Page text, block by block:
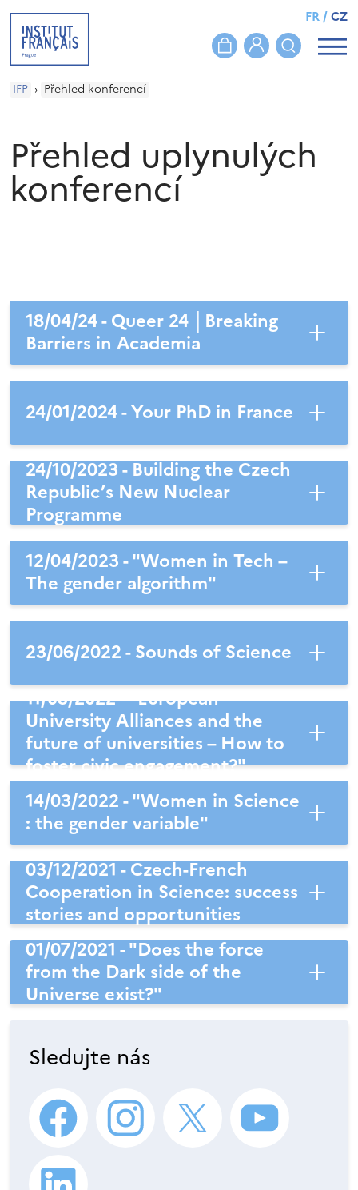
FR/CZ
IFP › Přehled konferencí
Přehled uplynulých
konferencí
18/04/24 - ‍Queer 24 │Breaking
Barriers in Academia
24/01/2024 - Your PhD in France
24/10/2023 - Building the Czech
Republic’s New Nuclear
Programme
12/04/2023 - "Women in Tech –
The gender algorithm"
23/06/2022 - Sounds of Science
11/05/2022 - "European
University Alliances and the
future of universities – How to
foster civic engagement?"
14/03/2022 - "Women in Science
: the gender variable"
03/12/2021 - Czech-French
Cooperation in Science: success
stories and opportunities
01/07/2021 - "Does the force
from the Dark side of the
Universe exist?"
Sledujte nás